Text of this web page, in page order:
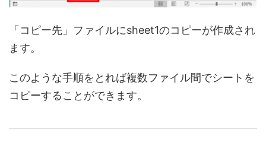
「コピー先」ファイルにsheet1のコピーが作成され
ます。
このような手順をとれば複数ファイル間でシートを
コピーすることができます。